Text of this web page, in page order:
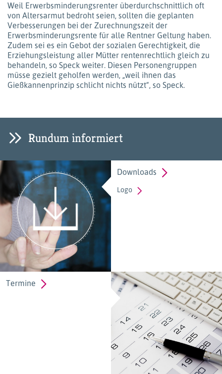
Weil Erwerbsminderungsrenter überdurchschnittlich oft
von Altersarmut bedroht seien, sollten die geplanten
Verbesserungen bei der Zurechnungszeit der
Erwerbsminderungsrente für alle Rentner Geltung haben.
Zudem sei es ein Gebot der sozialen Gerechtigkeit, die
Erziehungsleistung aller Mütter rentenrechtlich gleich zu
behandeln, so Speck weiter. Diesen Personengruppen
müsse gezielt geholfen werden, „weil ihnen das
Gießkannenprinzip schlicht nichts nützt“, so Speck.
Rundum informiert
Downloads
Logo
Termine